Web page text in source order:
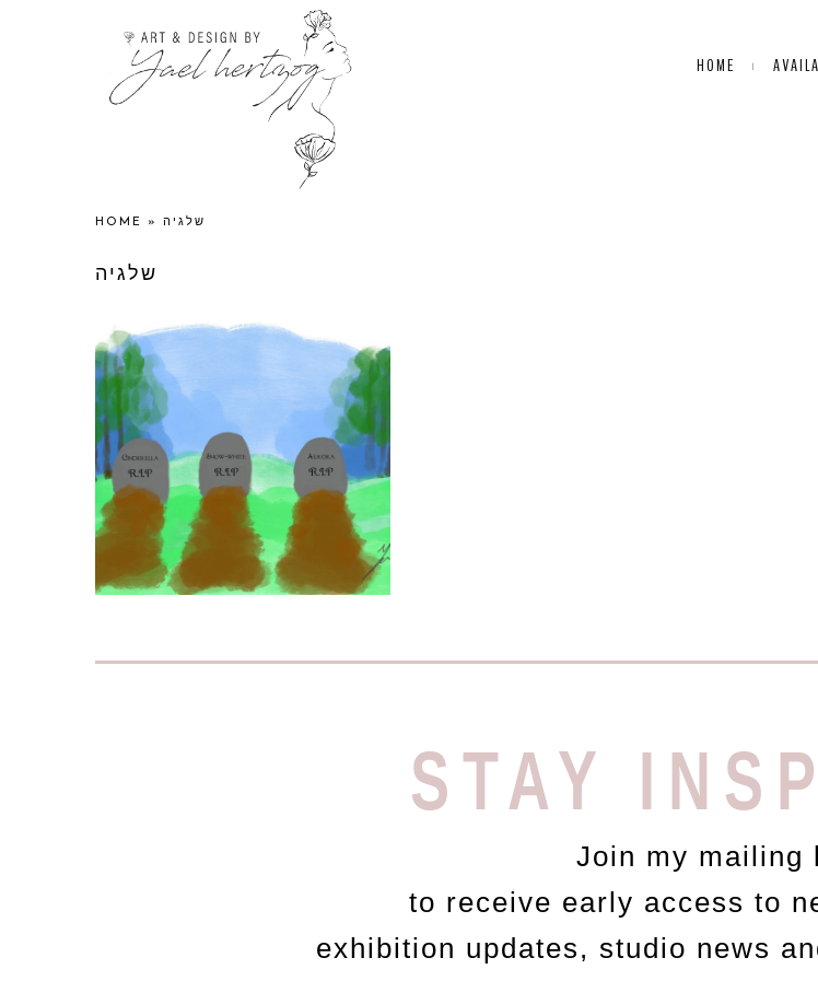
HOME
HOME » שלגיה
שלגיה
שלום שלגיה
ולא להתראות
בכל שישי יש מנהג בגן
של הקטנה שלי (בת 3)
שבו כל ילד בוחר לעצמו
Read More »
STAY
Join my mailing
to receive early access to
exhibition updates, studio news